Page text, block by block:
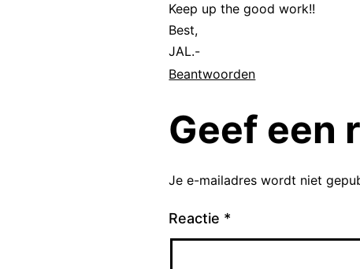
Voordat we
De
Dit
een keer in
het oog van
Keep up the good work!!
Best,
JAL.-
Beantwoorden
Geef een
Je e-mailadres wordt niet
Reactie *